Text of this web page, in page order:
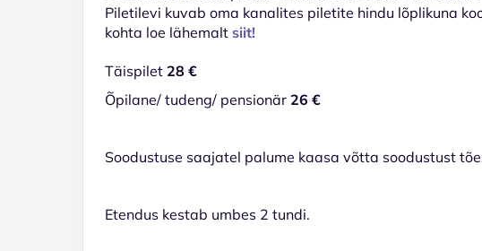
Piletilevi kuvab oma kanalites piletite hindu lõplikuna
kohta loe lähemalt siit!
Täispilet 28 €
Õpilane/ tudeng/ pensionär 26 €
Soodustuse saajatel palume kaasa võtta soodustust
Etendus kestab umbes 2 tundi.